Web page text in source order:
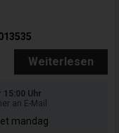
Weiterlesen
Uhr
an E-Mail
mandag